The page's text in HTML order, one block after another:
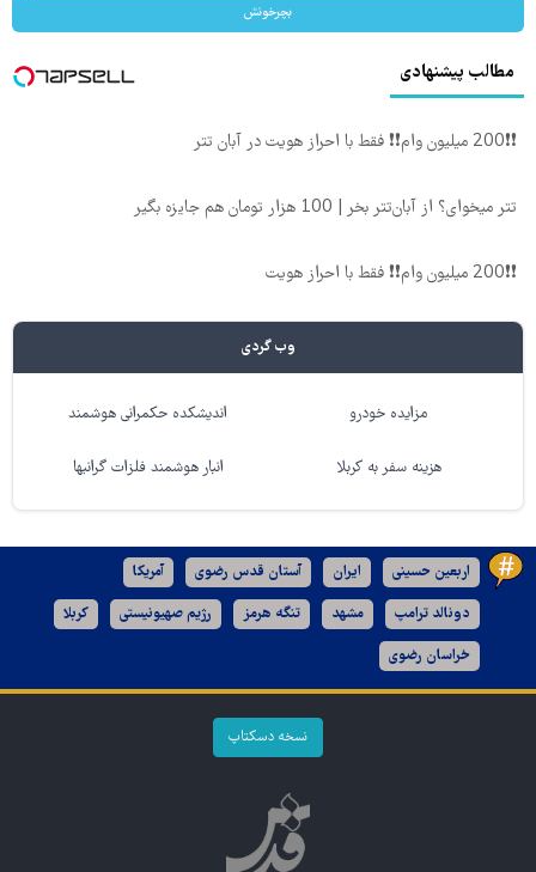
بچرخونش
مطالب پیشنهادی
❗❗200 میلیون وام❗❗ فقط با احراز هویت در آبان تتر
تتر میخوای؟ از آبان‌تتر بخر | 100 هزار تومان هم جایزه بگیر
❗❗200 میلیون وام❗❗ فقط با احراز هویت
وب گردی
مزایده خودرو اندیشکده حکمرانی هوشمند
هزینه سفر به کربلا انبار هوشمند فلزات گرانبها
اربعین حسینی ایران آستان قدس رضوی آمریکا
دونالد ترامپ مشهد تنگه هرمز رژیم صهیونیستی کربلا
خراسان رضوی
نسخه دسکتاپ